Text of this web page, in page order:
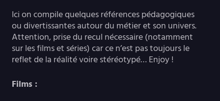
Ici on compile quelques références pédagogiques
ou divertissantes autour du métier et son univers.
Attention, prise du recul nécessaire (notamment
sur les films et séries) car ce n’est pas toujours le
reflet de la réalité voire stéréotypé… Enjoy !
Films :